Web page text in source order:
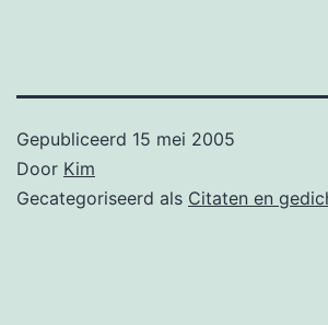
Gepubliceerd 15 mei 2005
Door Kim
Gecategoriseerd als Citaten en